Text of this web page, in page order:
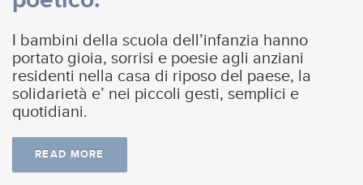
I bambini della scuola dell’infanzia hanno
portato gioia, sorrisi e poesie agli anziani
residenti nella casa di riposo del paese, la
solidarietà e’ nei piccoli gesti, semplici e
quotidiani.
READ MORE